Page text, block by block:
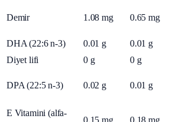
Demir 1.08 mg 0.65 mg
DHA (22:6 n-3) 0.01 g 0.01 g
Diyet lifi
0 g 0 g
DPA (22:5 n-3) 0.02 g 0.01 g
E Vitamini (alfa-